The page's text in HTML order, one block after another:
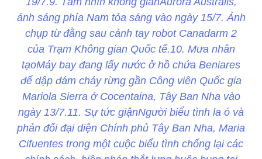
ánh sáng phía Nam tỏa sáng vào ngày 15/7. Ảnh
chụp từ đằng sau cánh tay robot Canadarm 2
của Trạm Không gian Quốc tế.10. Mưa nhân
tạoMáy bay đang lấy nước ở hồ chứa Beniares
để dập đám cháy rừng gần Công viên Quốc gia
Mariola Sierra ở Cocentaina, Tây Ban Nha vào
ngày 13/7.11. Sự tức giậnNgười biểu tình la ó và
phản đối đại diện Chính phủ Tây Ban Nha, Maria
Cifuentes trong một cuộc biểu tình chống lại các